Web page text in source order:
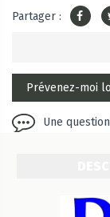
Partager :
Une